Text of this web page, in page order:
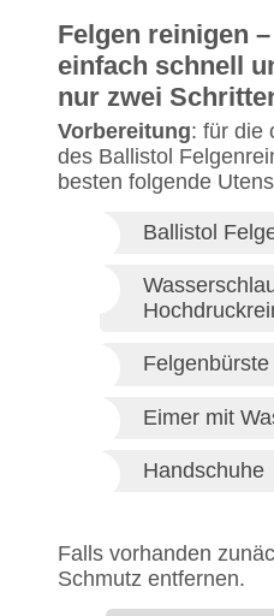
Felgen reinigen
einfach schnell
nur zwei
Vorbereitung: für die
des Ballistol
besten folgende
Ballistol
Eimer mit
Handschuhe
Falls vorhanden
Schmutz entfernen.